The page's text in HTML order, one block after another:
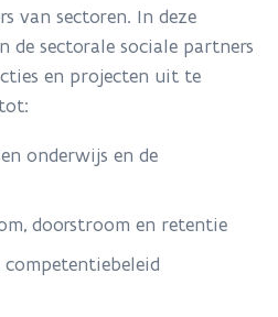
van sectoren. In deze
de sectorale sociale partners
en projecten uit te
onderwijs en de
doorstroom en retentie
competentiebeleid